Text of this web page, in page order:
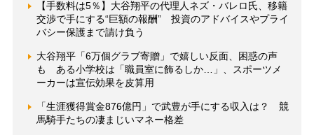
【手数料は5％】大谷翔平の代理人ネズ・バレロ氏、移籍
交渉で手にする“巨額の報酬” 投資のアドバイスやプライ
バシー保護まで請け負う
大谷翔平「6万個グラブ寄贈」で嬉しい反面、困惑の声
も ある小学校は「職員室に飾るしか…」、スポーツメ
ーカーは宣伝効果を皮算用
「生涯獲得賞金876億円」で武豊が手にする収入は？ 競
馬騎手たちの凄まじいマネー格差